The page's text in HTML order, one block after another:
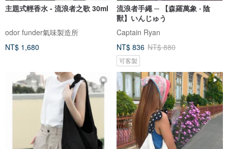
主題式輕香水 - 流浪者之歌 30ml
odor funder氣味製造所
NT$ 1,680
流浪者手繩 ─ 【森羅萬象 ‧ 陰
獸】いんじゅう
Captain Ryan
NT$ 836 NT$ 880
可客製